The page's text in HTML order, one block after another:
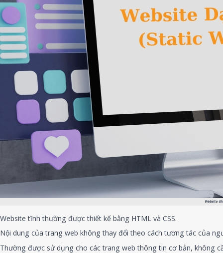
Website
Website tĩnh thường được thiết kế bằng HTML và CSS.
Nội dung của trang web không thay đổi theo cách tương tác của
Thường được sử dụng cho các trang web thông tin cơ bản, không